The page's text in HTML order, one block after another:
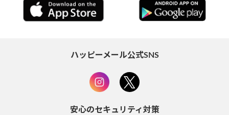
ハッピーメール公式SNS
安心のセキュリティ対策